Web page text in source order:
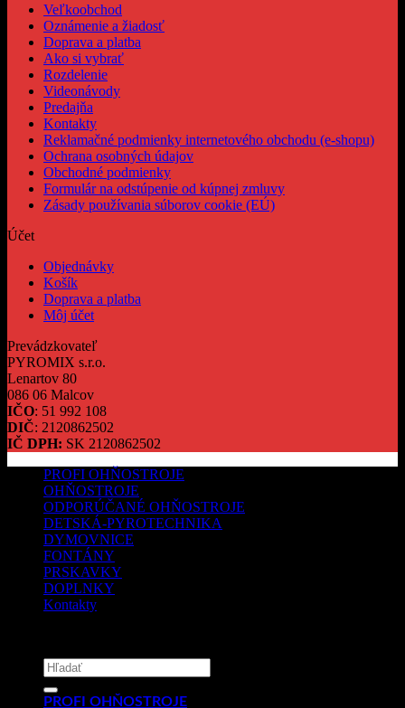
Veľkoobchod
Oznámenie a žiadosť
Doprava a platba
Ako si vybrať
Rozdelenie
Videonávody
Predajňa
Kontakty
Reklamačné podmienky internetového obchodu (e-shopu)
Ochrana osobných údajov
Obchodné podmienky
Formulár na odstúpenie od kúpnej zmluvy
Zásady používania súborov cookie (EÚ)
Účet
Objednávky
Košík
Doprava a platba
Môj účet
Prevádzkovateľ
PYROMIX s.r.o.
Lenartov 80
086 06 Malcov
IČO: 51 992 108
DIČ: 2120862502
IČ DPH: SK 2120862502
PROFI OHŇOSTROJE
OHŇOSTROJE
ODPORÚČANÉ OHŇOSTROJE
DETSKÁ-PYROTECHNIKA
DYMOVNICE
FONTÁNY
PRSKAVKY
DOPLNKY
Kontakty
Hľadať:
PROFI OHŇOSTROJE